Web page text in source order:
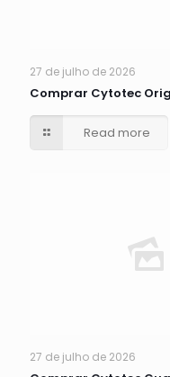
27 de julho de 2026
Comprar Cytotec
Read more
27 de julho de 2026